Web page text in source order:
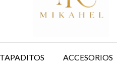
ACCESORIOS